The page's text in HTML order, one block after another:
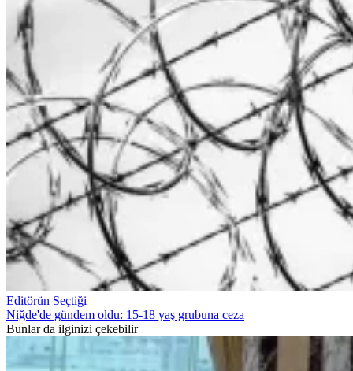
Editörün Seçtiği
Niğde'de gündem oldu: 15-18 yaş grubuna ceza
Bunlar da ilginizi çekebilir